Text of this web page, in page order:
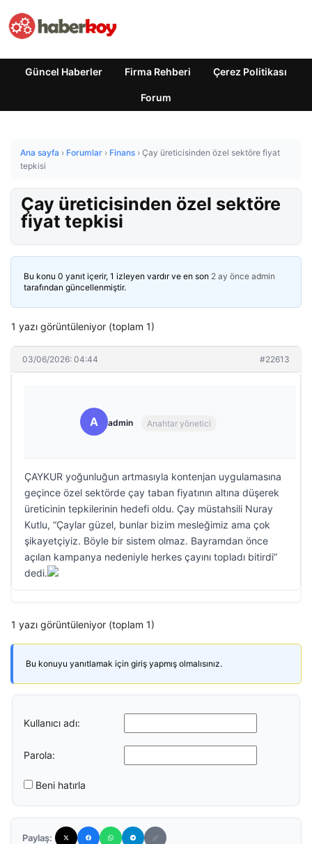
Güncel Haberler Firma Rehberi Çerez Politikası
Forum
Ana sayfa › Forumlar › Finans › Çay üreticisinden özel sektöre fiyat
tepkisi
Çay üreticisinden özel sektöre
fiyat tepkisi
Bu konu 0 yanıt içerir, 1 izleyen vardır ve en son 2 ay önce admin
tarafından güncellenmiştir.
1 yazı görüntüleniyor (toplam 1)
03/06/2026: 04:44 #22613
A admin Anahtar yönetici
ÇAYKUR yoğunluğun artmasıyla kontenjan uygulamasına
geçince özel sektörde çay taban fiyatının altına düşerek
üreticinin tepkilerinin hedefi oldu. Çay müstahsili Nuray
Kutlu, “Çaylar güzel, bunlar bizim mesleğimiz ama çok
şikayetçiyiz. Böyle bir sistem olmaz. Bayramdan önce
açılan kampanya nedeniyle herkes çayını topladı bitirdi”
dedi.
1 yazı görüntüleniyor (toplam 1)
Bu konuyu yanıtlamak için giriş yapmış olmalısınız.
Kullanıcı adı:
Parola:
Beni hatırla
Paylaş: